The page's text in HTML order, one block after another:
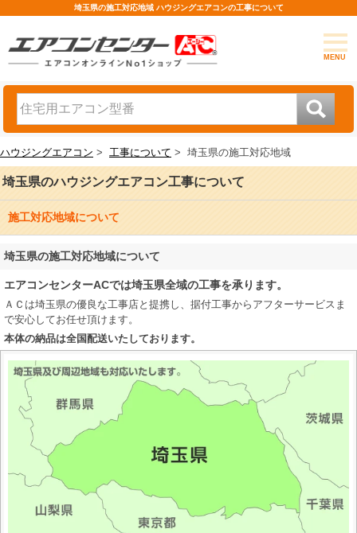
埼玉県の施工対応地域 ハウジングエアコンの工事について
MENU
ハウジングエアコン > 工事について > 埼玉県の施工対応地域
埼玉県のハウジングエアコン工事について
施工対応地域について
埼玉県の施工対応地域について
エアコンセンターACでは埼玉県全域の工事を承ります。
ＡＣは埼玉県の優良な工事店と提携し、据付工事からアフターサービスま
で安心してお任せ頂けます。
本体の納品は全国配送いたしております。